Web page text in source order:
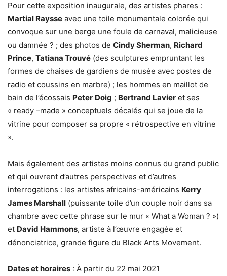
Pour cette exposition inaugurale, des artistes phares :
Martial Raysse avec une toile monumentale colorée qui
convoque sur une berge une foule de carnaval, malicieuse
ou damnée ? ; des photos de Cindy Sherman, Richard
Prince, Tatiana Trouvé (des sculptures empruntant les
formes de chaises de gardiens de musée avec postes de
radio et coussins en marbre) ; les hommes en maillot de
bain de l’écossais Peter Doig ; Bertrand Lavier et ses
« ready –made » conceptuels décalés qui se joue de la
vitrine pour composer sa propre « rétrospective en vitrine
».
Mais également des artistes moins connus du grand public
et qui ouvrent d’autres perspectives et d’autres
interrogations : les artistes africains-américains Kerry
James Marshall (puissante toile d’un couple noir dans sa
chambre avec cette phrase sur le mur « What a Woman ? »)
et David Hammons, artiste à l’œuvre engagée et
dénonciatrice, grande figure du Black Arts Movement.
Dates et horaires : À partir du 22 mai 2021